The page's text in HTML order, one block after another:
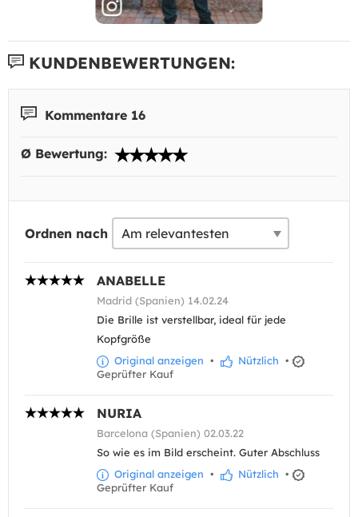
KUNDENBEWERTUNGEN:
Kommentare 16
Ø Bewertung:
Ordnen nach
ANABELLE
Madrid (Spanien) 14.02.24
Die Brille ist verstellbar, ideal für jede
Kopfgröße
Original anzeigen • Nützlich •
Geprüfter Kauf
NURIA
Barcelona (Spanien) 02.03.22
So wie es im Bild erscheint. Guter Abschluss
Original anzeigen • Nützlich •
Geprüfter Kauf